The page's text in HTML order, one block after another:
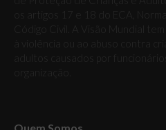
os artigos 17 e 18 do ECA,
Código Civil. A Visão Mundial
organização.
Quem Somos